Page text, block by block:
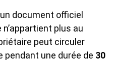
document officiel
plus au
peut circuler
pendant une durée de 30